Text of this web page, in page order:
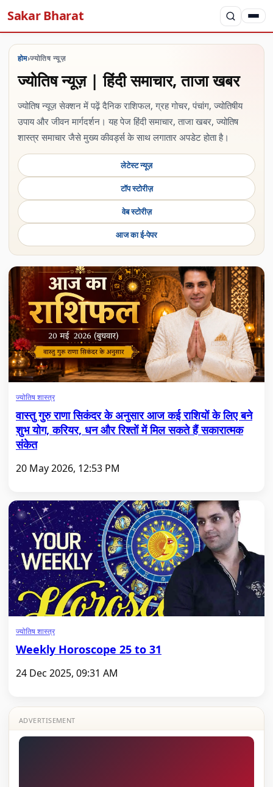
Sakar Bharat
होम›ज्योतिष न्यूज़
ज्योतिष न्यूज़ | हिंदी समाचार, ताजा खबर
ज्योतिष न्यूज़ सेक्शन में पढ़ें दैनिक राशिफल, ग्रह गोचर, पंचांग, ज्योतिषीय
उपाय और जीवन मार्गदर्शन। यह पेज हिंदी समाचार, ताजा खबर, ज्योतिष
शास्त्र समाचार जैसे मुख्य कीवर्ड्स के साथ लगातार अपडेट होता है।
लेटेस्ट न्यूज़
टॉप स्टोरीज़
वेब स्टोरीज़
आज का ई-पेपर
ज्योतिष शास्त्र
वास्तु गुरु राणा सिकंदर के अनुसार आज कई राशियों के लिए बने
शुभ योग, करियर, धन और रिश्तों में मिल सकते हैं सकारात्मक
संकेत
20 May 2026, 12:53 PM
ज्योतिष शास्त्र
Weekly Horoscope 25 to 31
24 Dec 2025, 09:31 AM
ADVERTISEMENT